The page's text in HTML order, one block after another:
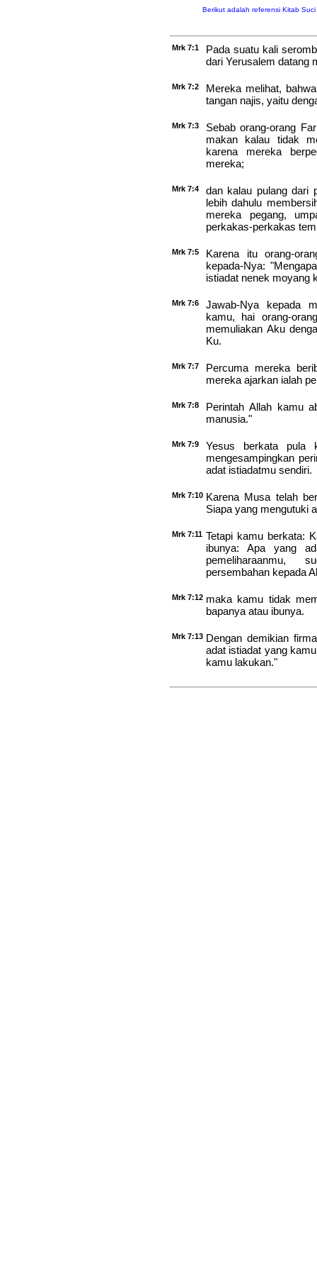
Berikut adalah referensi Kitab
Mrk 7:1
Pada suatu kali
dari Yerusalem datang
Mrk 7:2
Mereka melihat,
tangan najis, yaitu
Mrk 7:3
Sebab orang-orang
makan kalau tidak
karena mereka
mereka;
Mrk 7:4
dan kalau pulang dari
lebih dahulu
mereka pegang,
perkakas-perkakas
Mrk 7:5
Karena itu orang-
kepada-Nya:
istiadat nenek moyang
Mrk 7:6
Jawab-Nya kepada
kamu, hai orang-
memuliakan Aku
Ku.
Mrk 7:7
Percuma mereka
mereka ajarkan ialah
Mrk 7:8
Perintah Allah kamu
manusia."
Mrk 7:9
Yesus berkata pula
mengesampingkan
adat istiadatmu sendiri.
Mrk 7:10 Karena Musa telah
Siapa yang mengutuki
Mrk 7:11 Tetapi kamu berkata:
ibunya: Apa yang
pemeliharaanmu,
persembahan kepada
Mrk 7:12 maka kamu tidak
bapanya atau ibunya.
Mrk 7:13 Dengan demikian
adat istiadat yang
kamu lakukan."